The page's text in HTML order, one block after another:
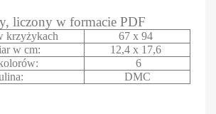
liczony w formacie PDF
krzyżykach
67 x 94
w cm:
12,4 x 17,6
6
DMC